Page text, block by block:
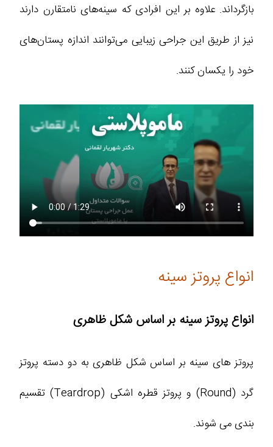
بازگرداند. علاوه بر این افرادی که سینه‌های نامتقارن دارند
نیز از طریق این جراحی زیبایی می‌توانند اندازه پستان‌های
خود را یکسان کنند.
انواع پروتز سینه
انواع پروتز سینه بر اساس شکل ظاهری
پروتز های سینه بر اساس شکل ظاهری به دو دسته پروتز
گرد (Round) و پروتز قطره اشکی (Teardrop) تقسیم
بندی می شوند.